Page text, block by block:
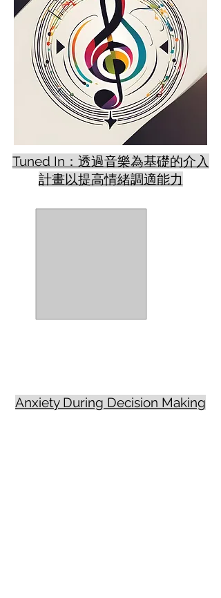
Tuned In：透過音樂為基礎的介入
計畫以提高情緒調適能力
Anxiety During Decision Making